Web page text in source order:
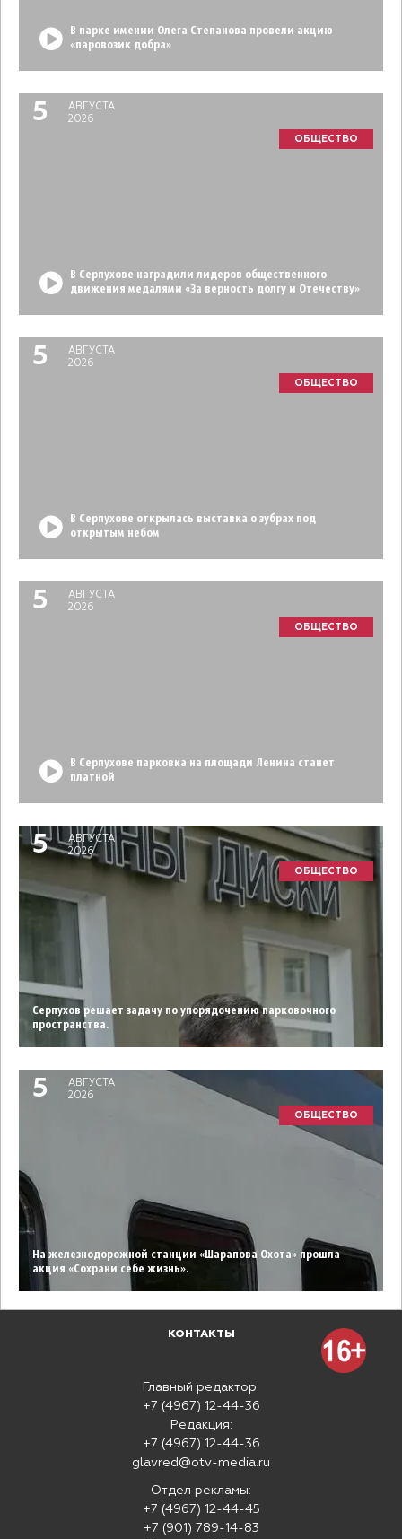
В парке имении Олега Степанова провели акцию
«паровозик добра»
5
АВГУСТА
2026
ОБЩЕСТВО
В Серпухове наградили лидеров общественного
движения медалями «За верность долгу и Отечеству»
5
АВГУСТА
2026
ОБЩЕСТВО
В Серпухове открылась выставка о зубрах под
открытым небом
5
АВГУСТА
2026
ОБЩЕСТВО
В Серпухове парковка на площади Ленина станет
платной
5
АВГУСТА
2026
ОБЩЕСТВО
Серпухов решает задачу по упорядочению парковочного
пространства.
5
АВГУСТА
2026
ОБЩЕСТВО
На железнодорожной станции «Шарапова Охота» прошла
акция «Сохрани себе жизнь».
КОНТАКТЫ
Главный редактор:
+7 (4967) 12-44-36
Редакция:
+7 (4967) 12-44-36
glavred@otv-media.ru
Отдел рекламы:
+7 (4967) 12-44-45
+7 (901) 789-14-83